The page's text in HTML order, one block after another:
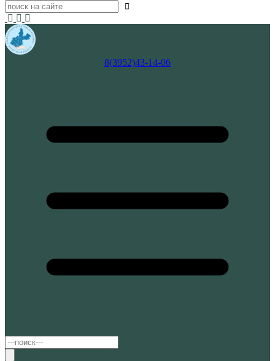
8(3952)43-14-06